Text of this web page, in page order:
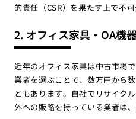
的責任（CSR）を果たす上で不可
2. オフィス家具・OA機
近年のオフィス家具は中古市場
業者を選ぶことで、数万円から
ともあります。自社でリサイク
外への販路を持っている業者は